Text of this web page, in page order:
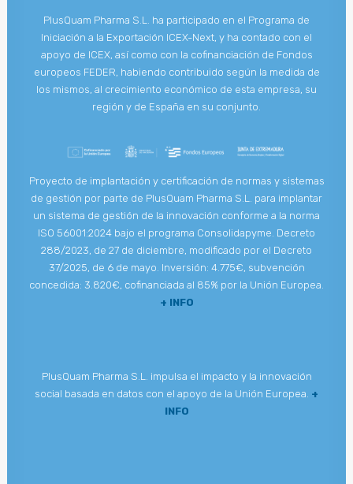
PlusQuam Pharma S.L. ha participado en el Programa de
Iniciación a la Exportación ICEX-Next, y ha contado con el
apoyo de ICEX, así como con la cofinanciación de Fondos
europeos FEDER, habiendo contribuido según la medida de
los mismos, al crecimiento económico de esta empresa, su
región y de España en su conjunto.
Proyecto de implantación y certificación de normas y sistemas
de gestión por parte de PlusQuam Pharma S.L. para implantar
un sistema de gestión de la innovación conforme a la norma
ISO 56001:2024 bajo el programa Consolidapyme. Decreto
288/2023, de 27 de diciembre, modificado por el Decreto
37/2025, de 6 de mayo. Inversión: 4.775€, subvención
concedida: 3.820€, cofinanciada al 85% por la Unión Europea.
+ INFO
PlusQuam Pharma S.L. impulsa el impacto y la innovación
social basada en datos con el apoyo de la Unión Europea. +
INFO